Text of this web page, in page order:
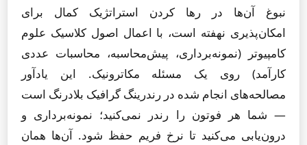
نبوغ آن‌ها در رها کردن استراتژیک کمال برای
امکان‌پذیری نهفته است، با اعمال اصول کلاسیک علوم
کامپیوتر (نمونه‌برداری، پیش‌محاسبه، محاسبات عددی
کارآمد) روی یک مسئله مکاترونیک. این یادآور
مصالحه‌های انجام شده در رندرینگ گرافیک بلادرنگ است
— شما هر فوتون را رندر نمی‌کنید؛ نمونه‌برداری و
درون‌یابی می‌کنید تا نرخ فریم حفظ شود. آن‌ها همان